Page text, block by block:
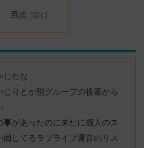
目次
したな
じりとか別グループの後輩から
事があったのに未だに個人のス
回してるラブライブ運営のリス